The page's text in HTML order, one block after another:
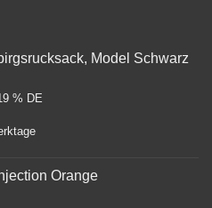
Model Schwarz
% DE
Orange